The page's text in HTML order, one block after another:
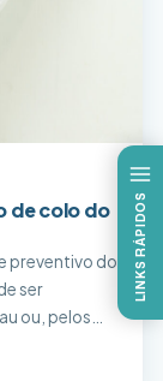
de colo do
preventivo do
ser
ou, pelos
LINKS RÁPIDOS